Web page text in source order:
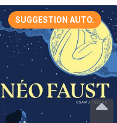
SUGGESTION AUTO.